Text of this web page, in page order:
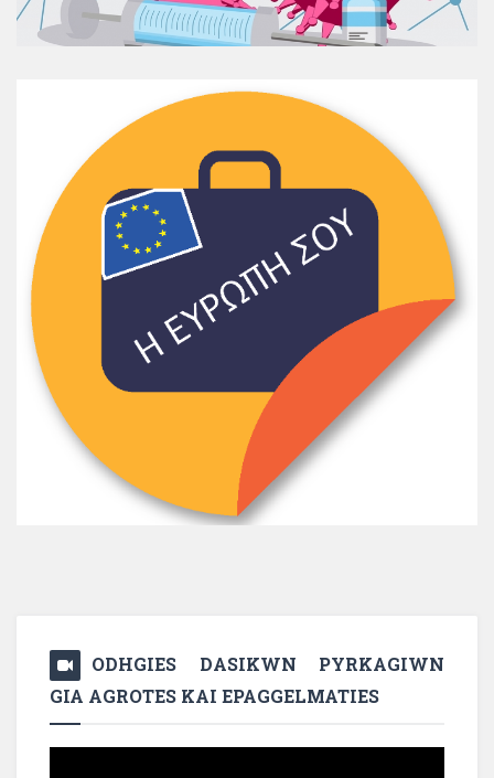
ODHGIES DASIKWN PYRKAGIWN
GIA AGROTES KAI EPAGGELMATIES